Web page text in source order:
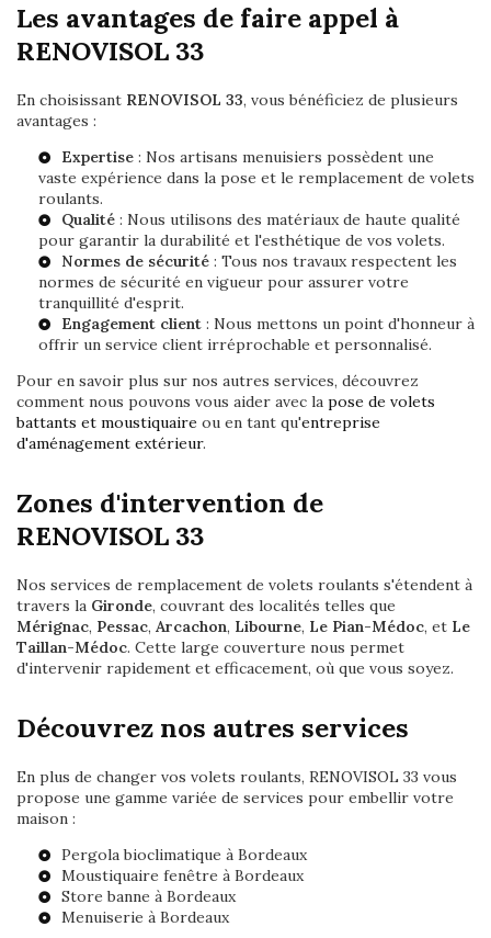
Les avantages de faire appel à
RENOVISOL 33
En choisissant RENOVISOL 33, vous bénéficiez de plusieurs
avantages :
Expertise : Nos artisans menuisiers possèdent une
vaste expérience dans la pose et le remplacement de volets
roulants.
Qualité : Nous utilisons des matériaux de haute qualité
pour garantir la durabilité et l'esthétique de vos volets.
Normes de sécurité : Tous nos travaux respectent les
normes de sécurité en vigueur pour assurer votre
tranquillité d'esprit.
Engagement client : Nous mettons un point d'honneur à
offrir un service client irréprochable et personnalisé.
Pour en savoir plus sur nos autres services, découvrez
comment nous pouvons vous aider avec la pose de volets
battants et moustiquaire ou en tant qu'entreprise
d'aménagement extérieur.
Zones d'intervention de
RENOVISOL 33
Nos services de remplacement de volets roulants s'étendent à
travers la Gironde, couvrant des localités telles que
Mérignac, Pessac, Arcachon, Libourne, Le Pian-Médoc, et Le
Taillan-Médoc. Cette large couverture nous permet
d'intervenir rapidement et efficacement, où que vous soyez.
Découvrez nos autres services
En plus de changer vos volets roulants, RENOVISOL 33 vous
propose une gamme variée de services pour embellir votre
maison :
Pergola bioclimatique à Bordeaux
Moustiquaire fenêtre à Bordeaux
Store banne à Bordeaux
Menuiserie à Bordeaux